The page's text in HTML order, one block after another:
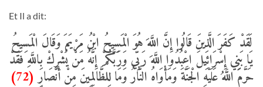
Et Il a dit:
لَقَدْ كَفَرَ الَّذِينَ قَالُوا إِنَّ اللَّهَ هُوَ الْمَسِيحُ ابْنُ مَرْيَمَ وَقَالَ الْمَسِيحُ
يَا بَنِي إِسْرَائِيلَ اعْبُدُوا اللَّهَ رَبِّي وَرَبَّكُمْ إِنَّهُ مَنْ يُشْرِكْ بِاللَّهِ فَقَدْ
حَرَّمَ اللَّهُ عَلَيْهِ الْجَنَّةَ وَمَأْوَاهُ النَّارُ وَمَا لِلظَّالِمِينَ مِنْ أَنْصَارٍ(72)